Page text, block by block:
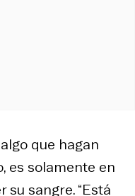
que hagan
es solamente en
sangre. “Está